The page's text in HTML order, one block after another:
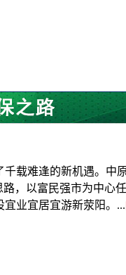
载难逢的新机遇。
，以富民强市为中
业宜居宜游新荥阳。...